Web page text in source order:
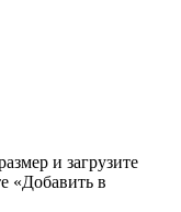
и загрузите
«Добавить в